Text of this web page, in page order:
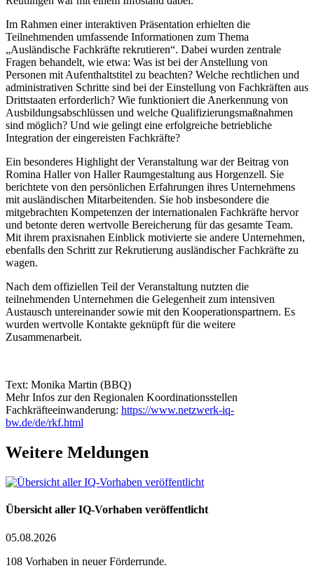
Im Rahmen einer interaktiven Präsentation erhielten die
Teilnehmenden umfassende Informationen zum Thema
„Ausländische Fachkräfte rekrutieren“. Dabei wurden zentrale
Fragen behandelt, wie etwa: Was ist bei der Anstellung von
Personen mit Aufenthaltstitel zu beachten? Welche rechtlichen und
administrativen Schritte sind bei der Einstellung von Fachkräften aus
Drittstaaten erforderlich? Wie funktioniert die Anerkennung von
Ausbildungsabschlüssen und welche Qualifizierungsmaßnahmen
sind möglich? Und wie gelingt eine erfolgreiche betriebliche
Integration der eingereisten Fachkräfte?
Ein besonderes Highlight der Veranstaltung war der Beitrag von
Romina Haller von Haller Raumgestaltung aus Horgenzell. Sie
berichtete von den persönlichen Erfahrungen ihres Unternehmens
mit ausländischen Mitarbeitenden. Sie hob insbesondere die
mitgebrachten Kompetenzen der internationalen Fachkräfte hervor
und betonte deren wertvolle Bereicherung für das gesamte Team.
Mit ihrem praxisnahen Einblick motivierte sie andere Unternehmen,
ebenfalls den Schritt zur Rekrutierung ausländischer Fachkräfte zu
wagen.
Nach dem offiziellen Teil der Veranstaltung nutzten die
teilnehmenden Unternehmen die Gelegenheit zum intensiven
Austausch untereinander sowie mit den Kooperationspartnern. Es
wurden wertvolle Kontakte geknüpft für die weitere
Zusammenarbeit.
Text: Monika Martin (BBQ)
Mehr Infos zur den Regionalen Koordinationsstellen
Fachkräfteeinwanderung: https://www.netzwerk-iq-
bw.de/de/rkf.html
Weitere Meldungen
Übersicht aller IQ-Vorhaben veröffentlicht
05.08.2026
108 Vorhaben in neuer Förderrunde.